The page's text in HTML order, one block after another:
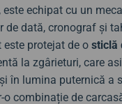
, este echipat cu un
de dată, cronograf și
protejat de o sticlă
la zgârieturi, care
în lumina puternică a
o combinație de